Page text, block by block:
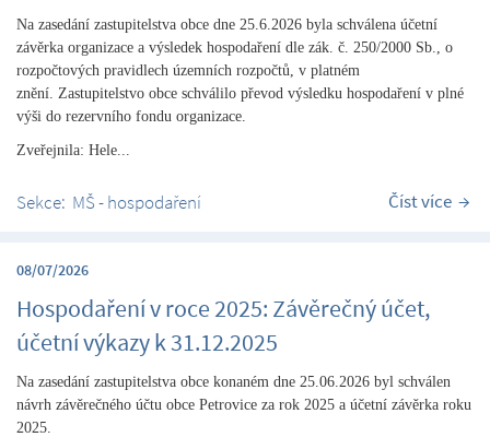
Na zasedání zastupitelstva obce dne 25.6.2026 byla schválena účetní
závěrka organizace a výsledek hospodaření dle zák. č. 250/2000 Sb., o
rozpočtových pravidlech územních rozpočtů, v platném
znění. Zastupitelstvo obce schválilo převod výsledku hospodaření v plné
výši do rezervního fondu organizace.
Zveřejnila: Hele...
Sekce: MŠ - hospodaření Číst více
08/07/2026
Hospodaření v roce 2025: Závěrečný účet,
účetní výkazy k 31.12.2025
Na zasedání zastupitelstva obce konaném dne 25.06.2026 byl schválen
návrh závěrečného účtu obce Petrovice za rok 2025 a účetní závěrka roku
2025.